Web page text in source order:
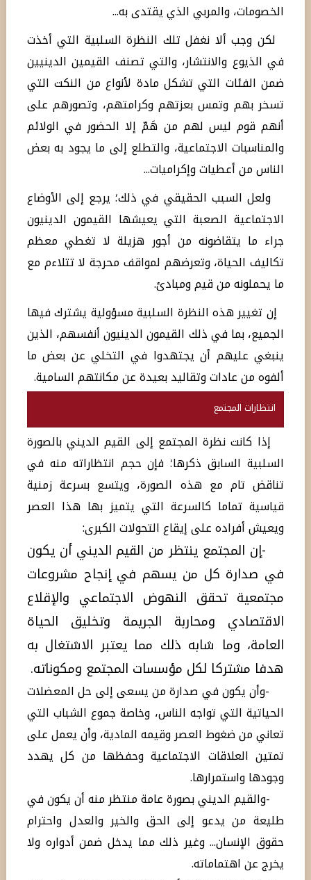
الخصومات، والمربي الذي يقتدى به...
لكن وجب ألا نغفل تلك النظرة السلبية التي أخذت
في الذيوع والانتشار، والتي تصنف القيمين الدينيين
ضمن الفئات التي تشكل مادة لأنواع من النكت التي
تسخر بهم وتمس بعزتهم وكرامتهم، وتصورهم على
أنهم قوم ليس لهم من هَمّ إلا الحضور في الولائم
والمناسبات الاجتماعية، والتطلع إلى ما يجود به بعض
الناس من أعطيات وإكراميات...
ولعل السبب الحقيقي في ذلك؛ يرجع إلى الأوضاع
الاجتماعية الصعبة التي يعيشها القيمون الدينيون
جراء ما يتقاضونه من أجور هزيلة لا تغطي معظم
تكاليف الحياة، وتعرضهم لمواقف محرجة لا تتلاءم مع
ما يحملونه من قيم ومبادئ.
إن تغيير هذه النظرة السلبية مسؤولية يشترك فيها
الجميع، بما في ذلك القيمون الدينيون أنفسهم، الذين
ينبغي عليهم أن يجتهدوا في التخلي عن بعض ما
ألفوه من عادات وتقاليد بعيدة عن مكانتهم السامية.
انتظارات المجتمع
إذا كانت نظرة المجتمع إلى القيم الديني بالصورة
السلبية السابق ذكرها؛ فإن حجم انتظاراته منه في
تناقض تام مع هذه الصورة، ويتسع بسرعة زمنية
قياسية تماما كالسرعة التي يتميز بها هذا العصر
ويعيش أفراده على إيقاع التحولات الكبرى:
-إن المجتمع ينتظر من القيم الديني أن يكون
في صدارة كل من يسهم في إنجاح مشروعات
مجتمعية تحقق النهوض الاجتماعي والإقلاع
الاقتصادي ومحاربة الجريمة وتخليق الحياة
العامة، وما شابه ذلك مما يعتبر الاشتغال به
هدفا مشتركا لكل مؤسسات المجتمع ومكوناته.
-وأن يكون في صدارة من يسعى إلى حل المعضلات
الحياتية التي تواجه الناس، وخاصة جموع الشباب التي
تعاني من ضغوط العصر وقيمه المادية، وأن يعمل على
تمتين العلاقات الاجتماعية وحفظها من كل يهدد
وجودها واستمرارها.
-والقيم الديني بصورة عامة منتظر منه أن يكون في
طليعة من يدعو إلى الحق والخير والعدل واحترام
حقوق الإنسان... وغير ذلك مما يدخل ضمن أدواره ولا
يخرج عن اهتماماته.